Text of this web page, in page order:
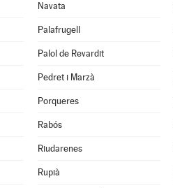
Navata
Palafrugell
Palol de Revardit
Pedret i Marzà
Porqueres
Rabós
Riudarenes
Rupià